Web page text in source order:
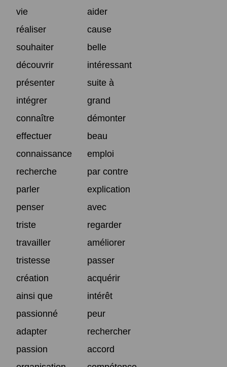
vie
aider
réaliser
cause
souhaiter
belle
découvrir
intéressant
présenter
suite à
intégrer
grand
connaître
démonter
effectuer
beau
connaissance
emploi
recherche
par contre
parler
explication
penser
avec
triste
regarder
travailler
améliorer
tristesse
passer
création
acquérir
ainsi que
intérêt
passionné
peur
adapter
rechercher
passion
accord